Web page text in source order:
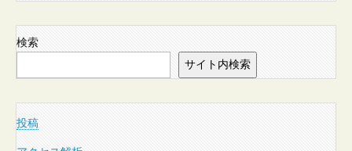
検索
サイト内検索
投稿